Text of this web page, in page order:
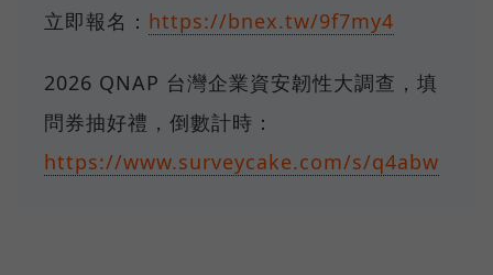
立即報名： https://bnex.tw/9f7my4
2026 QNAP 台灣企業資安韌性大調查，填
問券抽好禮，倒數計時：
https://www.surveycake.com/s/q4abw